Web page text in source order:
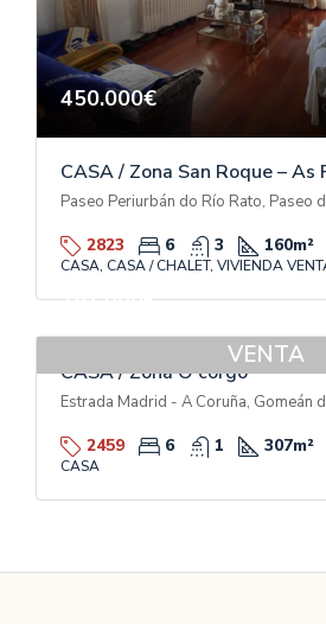
450.000€
CASA / Zona San Roque – As
2823 6 3 160m²
CASA, CASA / CHALET, VIVIENDA
VENTA
187.000€
CASA / Zona O corgo
2459 6 1 307m²
CASA